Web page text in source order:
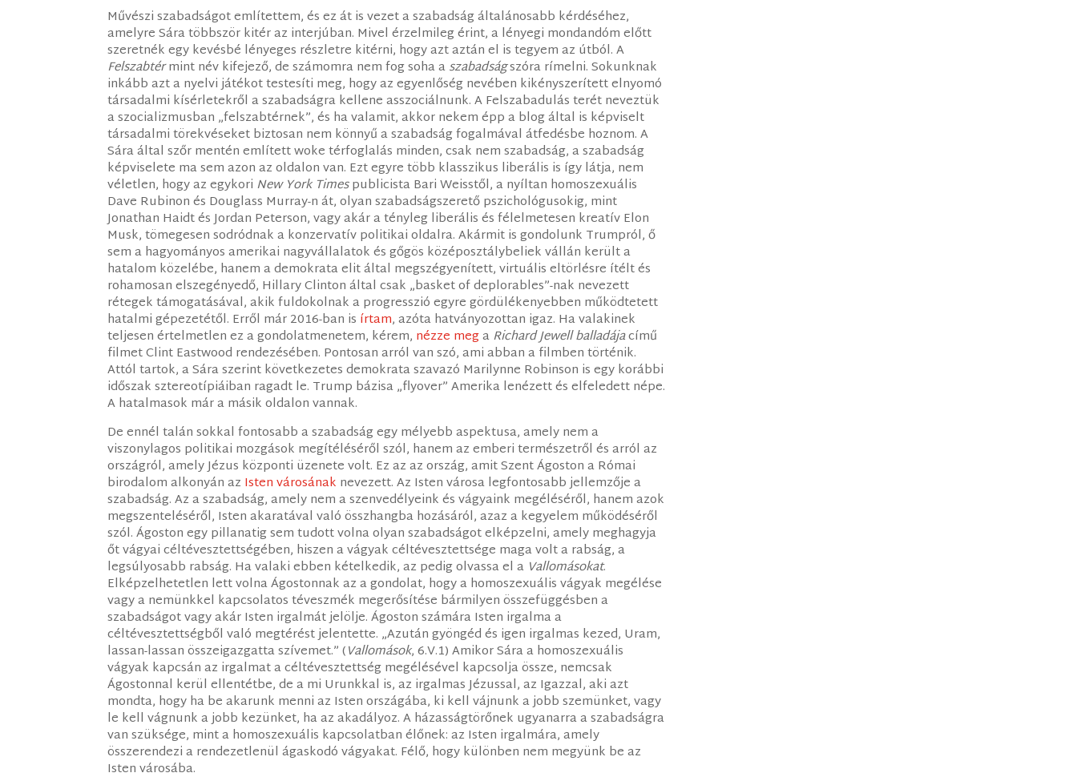
Művészi szabadságot említettem, és ez át is vezet a szabadság általánosabb kérdéséhez,
amelyre Sára többször kitér az interjúban. Mivel érzelmileg érint, a lényegi mondandóm előtt
szeretnék egy kevésbé lényeges részletre kitérni, hogy azt aztán el is tegyem az útból. A
Felszabtérmint név kifejező, de számomra nem fog soha aszabadságszóra rímelni. Sokunknak
inkább azt a nyelvi játékot testesíti meg, hogy az egyenlőség nevében kikényszerített elnyomó
társadalmi kísérletekről a szabadságra kellene asszociálnunk. A Felszabadulás terét neveztük
a szocializmusban „felszabtérnek”, és ha valamit, akkor nekem épp a blog által is képviselt
társadalmi törekvéseket biztosan nem könnyű a szabadság fogalmával átfedésbe hoznom. A
Sára által szőr mentén említett woke térfoglalás minden, csak nem szabadság, a szabadság
képviselete ma sem azon az oldalon van. Ezt egyre több klasszikus liberális is így látja, nem
véletlen, hogy az egykori New York Timespublicista Bari Weisstől, a nyíltan homoszexuális
Dave Rubinon és Douglass Murray-n át, olyan szabadságszerető pszichológusokig, mint
Jonathan Haidt és Jordan Peterson, vagy akár a tényleg liberális és félelmetesen kreatív Elon
Musk, tömegesen sodródnak a konzervatív politikai oldalra. Akármit is gondolunk Trumpról, ő
sem a hagyományos amerikai nagyvállalatok és gőgös középosztálybeliek vállán került a
hatalom közelébe, hanem a demokrata elit által megszégyenített, virtuális eltörlésre ítélt és
rohamosan elszegényedő, Hillary Clinton által csak „basket of deplorables”-nak nevezett
rétegek támogatásával, akik fuldokolnak a progresszió egyre gördülékenyebben működtetett
hatalmi gépezetétől. Erről már 2016-ban is írtam, azóta hatványozottan igaz. Ha valakinek
teljesen értelmetlen ez a gondolatmenetem, kérem, nézze megaRichard Jewell balladájacímű
filmet Clint Eastwood rendezésében. Pontosan arról van szó, ami abban a filmben történik.
Attól tartok, a Sára szerint következetes demokrata szavazó Marilynne Robinson is egy korábbi
időszak sztereotípiáiban ragadt le. Trump bázisa „flyover” Amerika lenézett és elfeledett népe.
A hatalmasok már a másik oldalon vannak.
De ennél talán sokkal fontosabb a szabadság egy mélyebb aspektusa, amely nem a
viszonylagos politikai mozgások megítéléséről szól, hanem az emberi természetről és arról az
országról, amely Jézus központi üzenete volt. Ez az az ország, amit Szent Ágoston a Római
birodalom alkonyán az Isten városának nevezett. Az Isten városa legfontosabb jellemzője a
szabadság. Az a szabadság, amely nem a szenvedélyeink és vágyaink megéléséről, hanem azok
megszenteléséről, Isten akaratával való összhangba hozásáról, azaz a kegyelem működéséről
szól. Ágoston egy pillanatig sem tudott volna olyan szabadságot elképzelni, amely meghagyja
őt vágyai céltévesztettségében, hiszen a vágyak céltévesztettsége maga volt a rabság, a
legsúlyosabb rabság. Ha valaki ebben kételkedik, az pedig olvassa el a Vallomásokat.
Elképzelhetetlen lett volna Ágostonnak az a gondolat, hogy a homoszexuális vágyak megélése
vagy a nemünkkel kapcsolatos téveszmék megerősítése bármilyen összefüggésben a
szabadságot vagy akár Isten irgalmát jelölje. Ágoston számára Isten irgalma a
céltévesztettségből való megtérést jelentette. „Azután gyöngéd és igen irgalmas kezed, Uram,
lassan-lassan összeigazgatta szívemet.” (Vallomások, 6.V.1) Amikor Sára a homoszexuális
vágyak kapcsán az irgalmat a céltévesztettség megélésével kapcsolja össze, nemcsak
Ágostonnal kerül ellentétbe, de a mi Urunkkal is, az irgalmas Jézussal, az Igazzal, aki azt
mondta, hogy ha be akarunk menni az Isten országába, ki kell vájnunk a jobb szemünket, vagy
le kell vágnunk a jobb kezünket, ha az akadályoz. A házasságtörőnek ugyanarra a szabadságra
van szüksége, mint a homoszexuális kapcsolatban élőnek: az Isten irgalmára, amely
összerendezi a rendezetlenül ágaskodó vágyakat. Félő, hogy különben nem megyünk be az
Isten városába.